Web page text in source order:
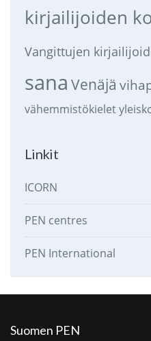
kirjailijoiden
Vangittujen
sana Venäjä
vähemmistökielet
Linkit
ICORN
PEN centres
PEN International
Suomen PEN